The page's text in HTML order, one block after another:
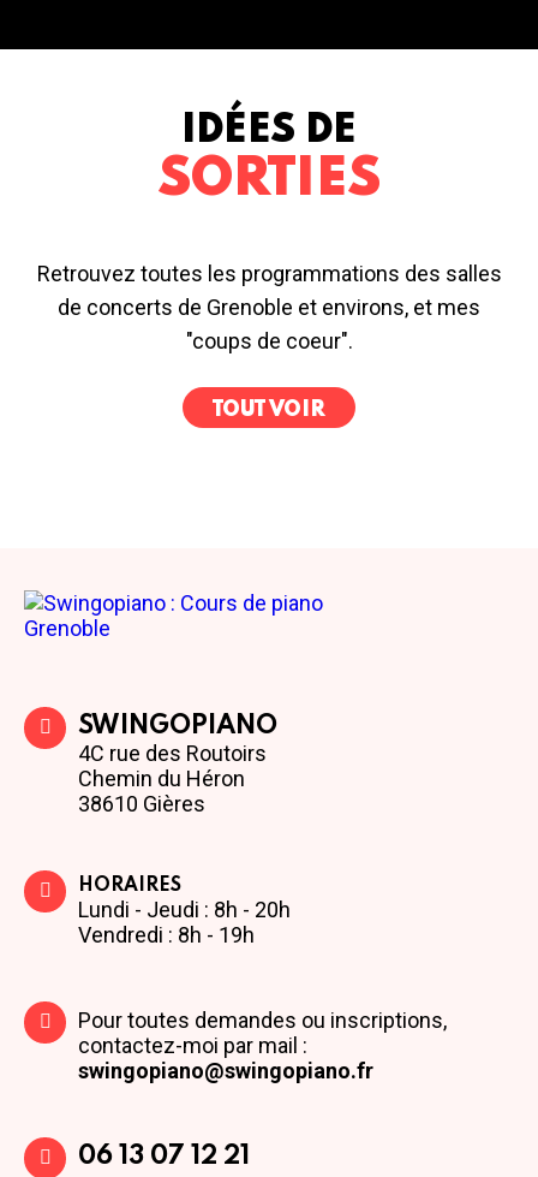
IDÉES DE
SORTIES
Retrouvez toutes les programmations des salles
de concerts de Grenoble et environs, et mes
"coups de coeur".
TOUT VOIR
SWINGOPIANO
4C rue des Routoirs
Chemin du Héron
38610 Gières
HORAIRES
Lundi - Jeudi : 8h - 20h
Vendredi : 8h - 19h
Pour toutes demandes ou inscriptions,
contactez-moi par mail :
swingopiano@swingopiano.fr
06 13 07 12 21